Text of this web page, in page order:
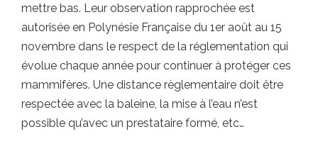
mettre bas. Leur observation rapprochée est
autorisée en Polynésie Française du 1er août au 15
novembre dans le respect de la réglementation qui
évolue chaque année pour continuer à protéger ces
mammifères. Une distance règlementaire doit être
respectée avec la baleine, la mise à l’eau n’est
possible qu’avec un prestataire formé, etc…